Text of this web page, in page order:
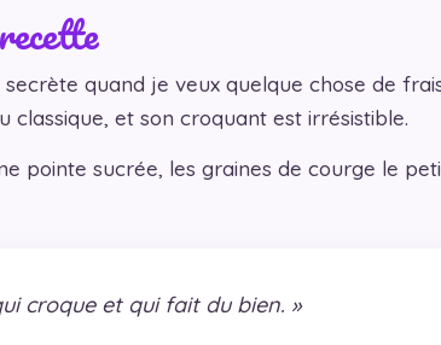
quand je veux quelque chose de
classique, et son croquant est irrésistible.
pointe sucrée, les graines de courge le
croque et qui fait du bien. »